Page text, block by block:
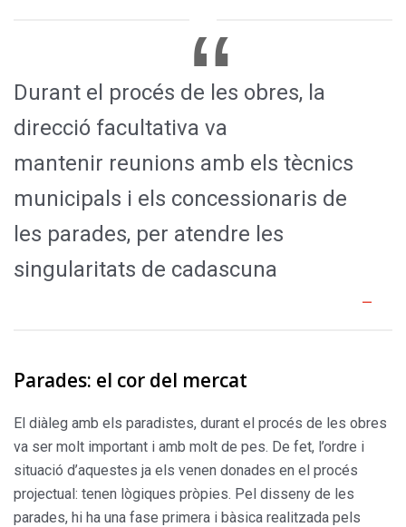
Durant el procés de les obres, la
direcció facultativa va
mantenir reunions amb els tècnics
municipals i els concessionaris de
les parades, per atendre les
singularitats de cadascuna
Parades: el cor del mercat
El diàleg amb els paradistes, durant el procés de les obres
va ser molt important i amb molt de pes. De fet, l’ordre i
situació d’aquestes ja els venen donades en el procés
projectual: tenen lògiques pròpies. Pel disseny de les
parades, hi ha una fase primera i bàsica realitzada pels